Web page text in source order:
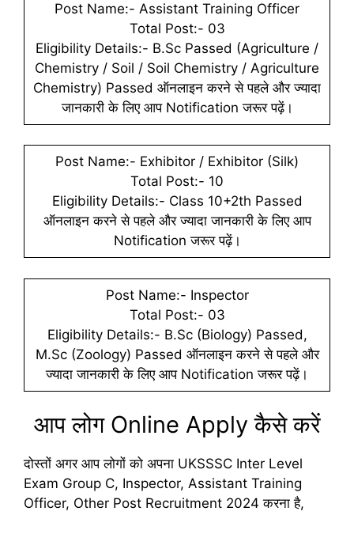
Post Name:- Assistant Training Officer
Total Post:- 03
Eligibility Details:- B.Sc Passed (Agriculture /
Chemistry / Soil / Soil Chemistry / Agriculture
Chemistry) Passed ऑनलाइन करने से पहले और ज्यादा
जानकारी के लिए आप Notification जरूर पढ़ें।
Post Name:- Exhibitor / Exhibitor (Silk)
Total Post:- 10
Eligibility Details:- Class 10+2th Passed
ऑनलाइन करने से पहले और ज्यादा जानकारी के लिए आप
Notification जरूर पढ़ें।
Post Name:- Inspector
Total Post:- 03
Eligibility Details:- B.Sc (Biology) Passed,
M.Sc (Zoology) Passed ऑनलाइन करने से पहले और
ज्यादा जानकारी के लिए आप Notification जरूर पढ़ें।
आप लोग Online Apply कैसे करें
दोस्तों अगर आप लोगों को अपना UKSSSC Inter Level
Exam Group C, Inspector, Assistant Training
Officer, Other Post Recruitment 2024 करना है,